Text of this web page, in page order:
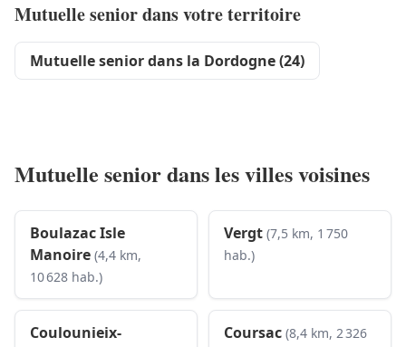
Mutuelle senior dans votre territoire
Mutuelle senior dans la Dordogne (24)
Mutuelle senior dans les villes voisines
Boulazac Isle
Manoire (4,4 km,
10 628 hab.)
Vergt (7,5 km, 1 750
hab.)
Coulounieix-
Coursac (8,4 km, 2 326